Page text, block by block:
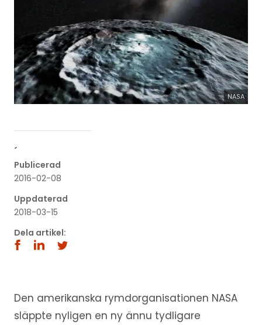
NASA
´
Publicerad
2016-02-08
Uppdaterad
2018-03-15
Dela artikel:
Den amerikanska rymdorganisationen NASA
släppte nyligen en ny ännu tydligare